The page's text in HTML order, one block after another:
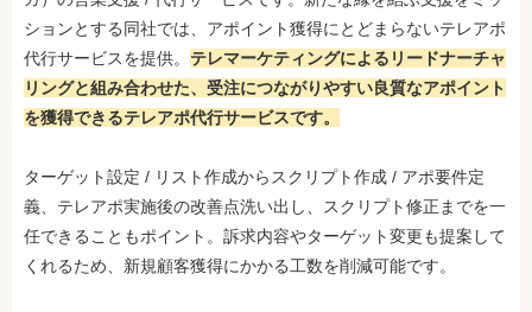
ションとする同社では、アポイント獲得にとどまらないテレアポ
代行サービスを提供。 テレマーケティングによるリードナーチャ
リングと組み合わせた、受注につながりやすい良質なアポイント
を獲得できるテレアポ代行サービスです。
ターゲット設定 / リスト作成からスクリプト作成 / アポ要件定
義、テレアポ実施後の改善点洗い出し、スクリプト修正までを一
任できることもポイント。訴求内容やターゲット変更も提案して
くれるため、新規顧客獲得にかかる工数を削減可能です。